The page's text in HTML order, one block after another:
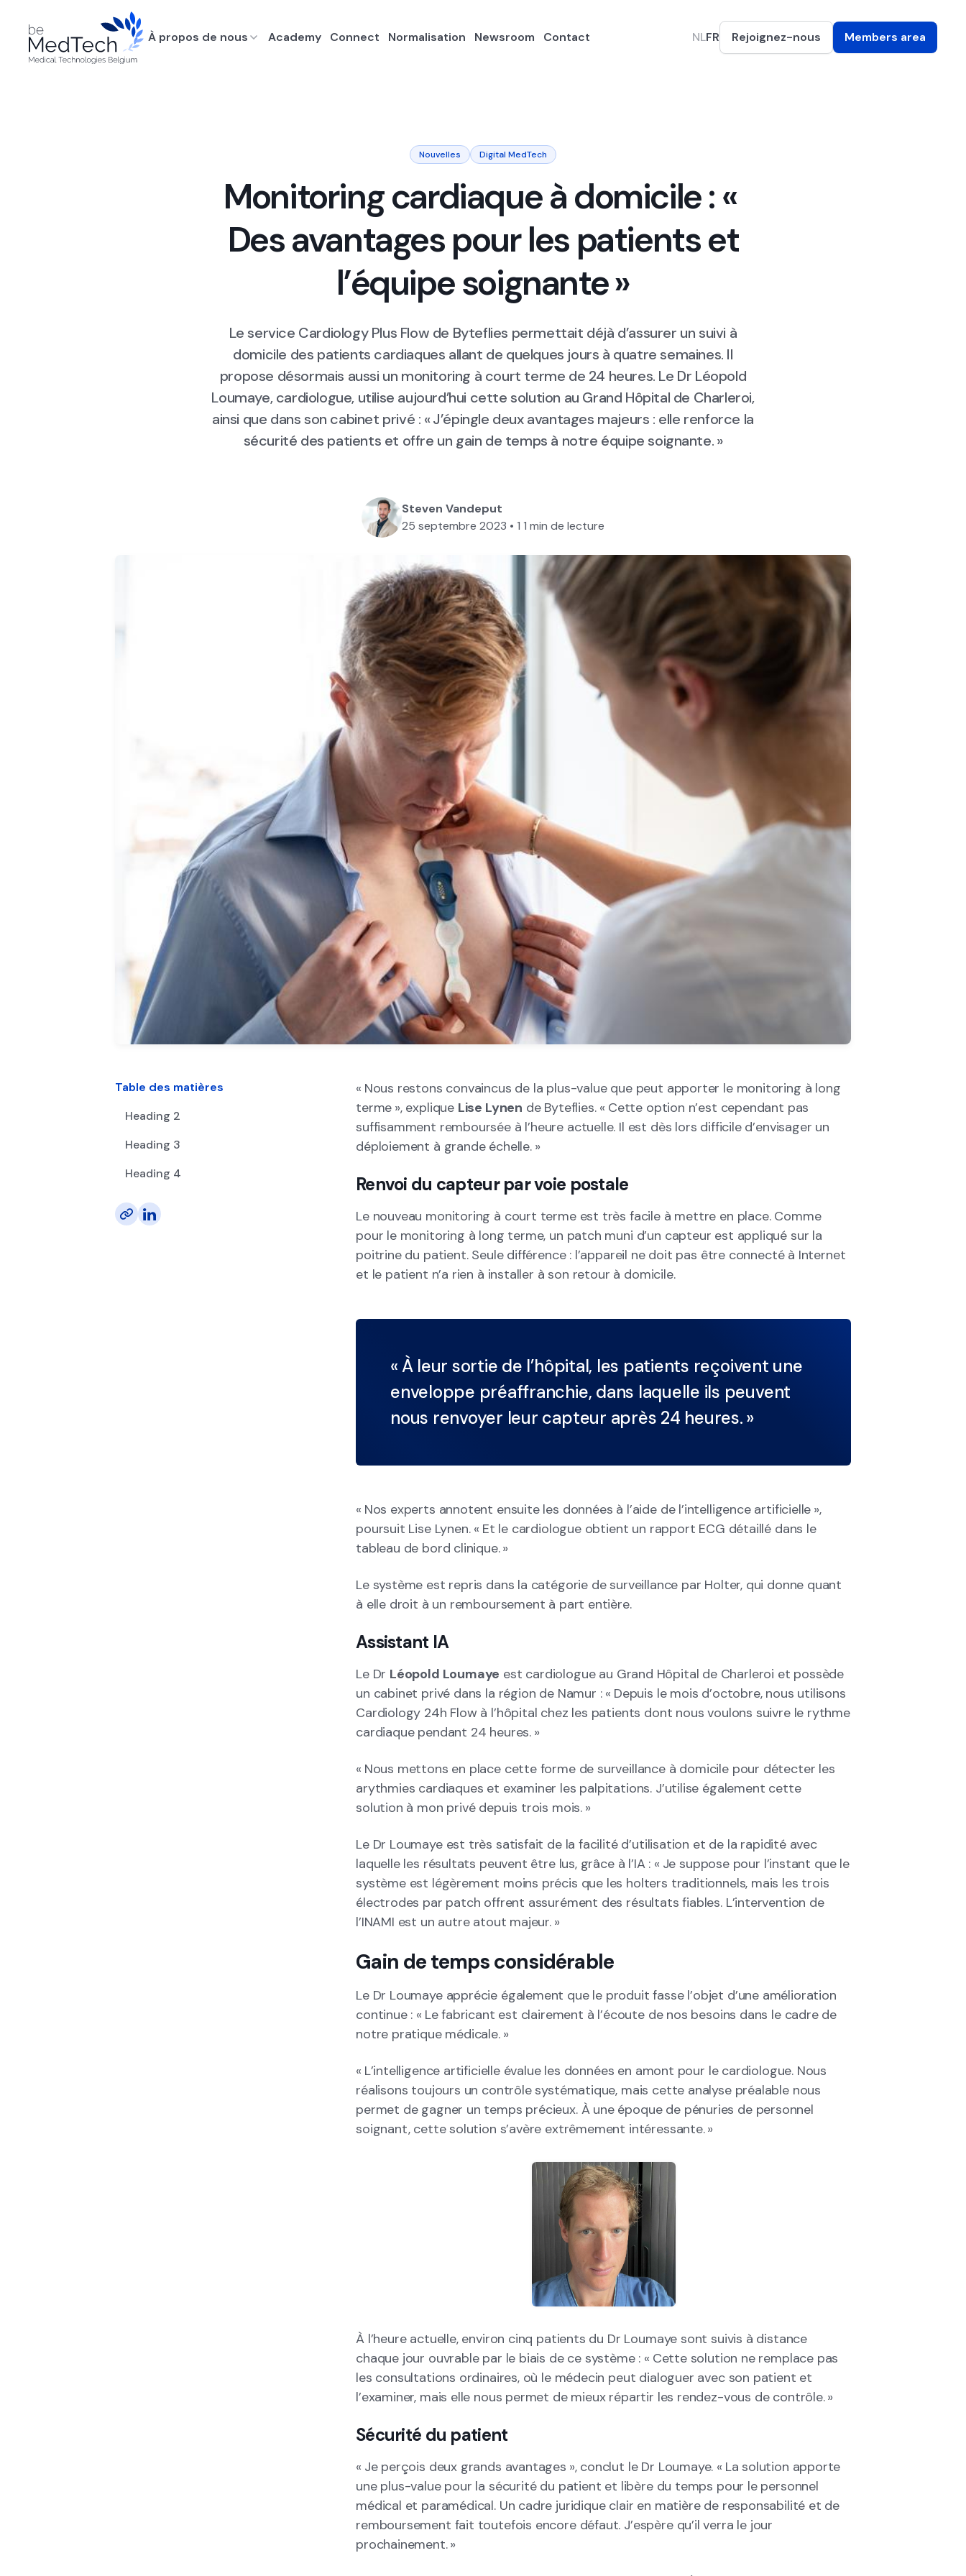
À propos de nous Academy Connect Normalisation Newsroom Contact NLFR Rejoignez-nous Members area
Nouvelles Digital MedTech
Monitoring cardiaque à domicile : «
Des avantages pour les patients et
l’équipe soignante »
Le service Cardiology Plus Flow de Byteflies permettait déjà d’assurer un suivi à
domicile des patients cardiaques allant de quelques jours à quatre semaines. Il
propose désormais aussi un monitoring à court terme de 24 heures. Le Dr Léopold
Loumaye, cardiologue, utilise aujourd’hui cette solution au Grand Hôpital de Charleroi,
ainsi que dans son cabinet privé : « J’épingle deux avantages majeurs : elle renforce la
sécurité des patients et offre un gain de temps à notre équipe soignante. »
Steven Vandeput
25 septembre 2023 • 1 1 min de lecture
Table des matières
Heading 2
Heading 3
Heading 4
« Nous restons convaincus de la plus-value que peut apporter le monitoring à long
terme », explique Lise Lynen de Byteflies. « Cette option n’est cependant pas
suffisamment remboursée à l’heure actuelle. Il est dès lors difficile d’envisager un
déploiement à grande échelle. »
Renvoi du capteur par voie postale
Le nouveau monitoring à court terme est très facile à mettre en place. Comme
pour le monitoring à long terme, un patch muni d’un capteur est appliqué sur la
poitrine du patient. Seule différence : l’appareil ne doit pas être connecté à Internet
et le patient n’a rien à installer à son retour à domicile.
« À leur sortie de l’hôpital, les patients reçoivent une
enveloppe préaffranchie, dans laquelle ils peuvent
nous renvoyer leur capteur après 24 heures. »
« Nos experts annotent ensuite les données à l’aide de l’intelligence artificielle »,
poursuit Lise Lynen. « Et le cardiologue obtient un rapport ECG détaillé dans le
tableau de bord clinique. »
Le système est repris dans la catégorie de surveillance par Holter, qui donne quant
à elle droit à un remboursement à part entière.
Assistant IA
Le Dr Léopold Loumaye est cardiologue au Grand Hôpital de Charleroi et possède
un cabinet privé dans la région de Namur : « Depuis le mois d’octobre, nous utilisons
Cardiology 24h Flow à l’hôpital chez les patients dont nous voulons suivre le rythme
cardiaque pendant 24 heures. »
« Nous mettons en place cette forme de surveillance à domicile pour détecter les
arythmies cardiaques et examiner les palpitations. J’utilise également cette
solution à mon privé depuis trois mois. »
Le Dr Loumaye est très satisfait de la facilité d’utilisation et de la rapidité avec
laquelle les résultats peuvent être lus, grâce à l’IA : « Je suppose pour l’instant que le
système est légèrement moins précis que les holters traditionnels, mais les trois
électrodes par patch offrent assurément des résultats fiables. L’intervention de
l’INAMI est un autre atout majeur. »
Gain de temps considérable
Le Dr Loumaye apprécie également que le produit fasse l’objet d’une amélioration
continue : « Le fabricant est clairement à l’écoute de nos besoins dans le cadre de
notre pratique médicale. »
« L’intelligence artificielle évalue les données en amont pour le cardiologue. Nous
réalisons toujours un contrôle systématique, mais cette analyse préalable nous
permet de gagner un temps précieux. À une époque de pénuries de personnel
soignant, cette solution s’avère extrêmement intéressante. »
À l’heure actuelle, environ cinq patients du Dr Loumaye sont suivis à distance
chaque jour ouvrable par le biais de ce système : « Cette solution ne remplace pas
les consultations ordinaires, où le médecin peut dialoguer avec son patient et
l’examiner, mais elle nous permet de mieux répartir les rendez-vous de contrôle. »
Sécurité du patient
« Je perçois deux grands avantages », conclut le Dr Loumaye. « La solution apporte
une plus-value pour la sécurité du patient et libère du temps pour le personnel
médical et paramédical. Un cadre juridique clair en matière de responsabilité et de
remboursement fait toutefois encore défaut. J’espère qu’il verra le jour
prochainement. »